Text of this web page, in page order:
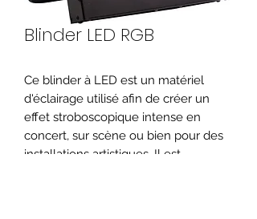
Blinder LED RGB
Ce blinder à LED est un matériel
d'éclairage utilisé afin de créer un
effet stroboscopique intense en
concert, sur scène ou bien pour des
installations artistiques. Il est